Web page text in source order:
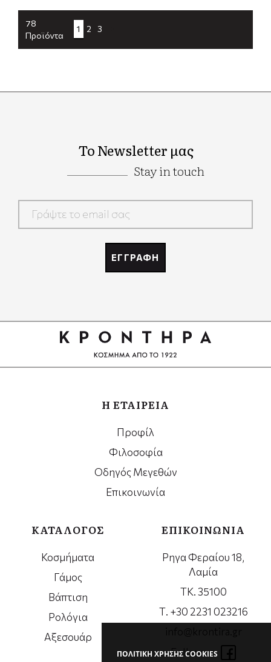
ΠΟΛΙΤΙΚΗ ΧΡΗΣΗΣ COOKIES
78
Προϊόντα
1 2 3
Το Newsletter μας
Stay in touch
ΕΓΓΡΑΦΗ
Η ΕΤΑΙΡΕΙΑ
Προφίλ
Φιλοσοφία
Οδηγός Μεγεθών
Επικοινωνία
ΚΑΤΑΛΟΓΟΣ
Κοσμήματα
Γάμος
Βάπτιση
Ρολόγια
Αξεσουάρ
ΕΠΙΚΟΙΝΩΝΙΑ
Ρηγα Φεραίου 18,
Λαμία
ΤΚ. 35100
Τ. +30 2231 023216
Follow us